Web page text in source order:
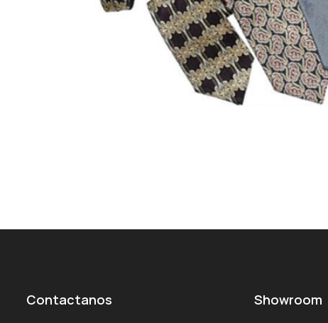
Contactanos Showroom